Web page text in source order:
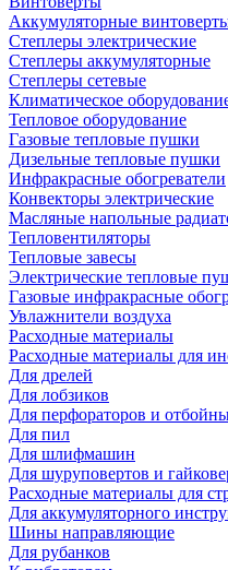
Аккумуляторные
Степлеры электрические
Степлеры аккумуляторные
Степлеры сетевые
Климатическое
Тепловое оборудование
Газовые тепловые пушки
Дизельные тепловые пушки
Инфракрасные обогреватели
Конвекторы электрические
Масляные напольные
Тепловентиляторы
Тепловые завесы
Электрические тепловые
Газовые инфракрасные
Увлажнители воздуха
Расходные материалы
Расходные материалы для
Для дрелей
Для лобзиков
Для перфораторов и
Для пил
Для шлифмашин
Для шуруповертов и
Расходные материалы для
Для аккумуляторного
Шины направляющие
Для рубанков